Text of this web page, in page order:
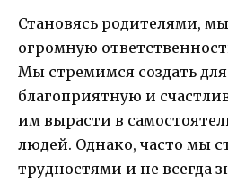
Становясь родителями,
огромную
Мы стремимся создать
благоприятную и
им вырасти в
людей. Однако, часто мы
трудностями и не всегда